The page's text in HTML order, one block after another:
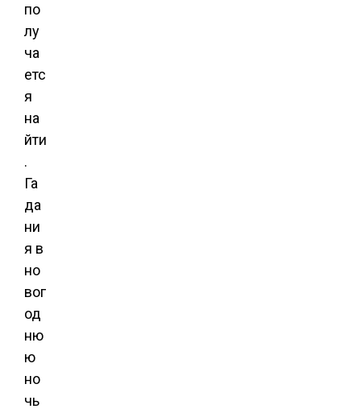
по
лу
ча
етс
я
на
йти
.
Га
да
ни
я в
но
вог
од
ню
ю
но
чь